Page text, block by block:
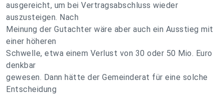
ausgereicht, um bei Vertragsabschluss wieder
auszusteigen. Nach
Meinung der Gutachter wäre aber auch ein Ausstieg mit
einer höheren
Schwelle, etwa einem Verlust von 30 oder 50 Mio. Euro
denkbar
gewesen. Dann hätte der Gemeinderat für eine solche
Entscheidung